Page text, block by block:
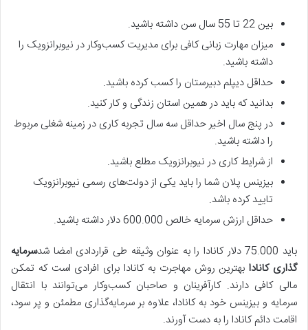
بین 22 تا 55 سال سن داشته باشید.
میزان مهارت زبانی کافی برای مدیریت کسب‌وکار در نیوبرانزویک را
داشته باشید.
حداقل دیپلم دبیرستان را کسب کرده باشید.
بدانید که باید در همین استان زندگی و کار کنید.
در پنج سال اخیر حداقل سه سال تجربه کاری در زمینه شغلی مربوط
را داشته باشید.
از شرایط کاری در نیوبرانزویک مطلع باشید.
بیزینس پلان شما را باید یکی از دولت‌های رسمی نیوبرانزویک
تایید کرده باشد.
حداقل ارزش سرمایه خالص 600.000 دلار داشته باشید.
باید 75.000 دلار کانادا را به عنوان وثیقه طی قراردادی امضا شد
سرمایه
گذاری کانادابهترین روش مهاجرت به کانادا برای افرادی است که تمکن
مالی کافی دارند. کارآفرینان و صاحبان کسب‌و‌کار می‌توانند با انتقال
سرمایه و بیزینس خود به کانادا، علاوه بر سرمایه‌گذاری مطمئن و پر سود،
اقامت دائم کانادا را به دست آورند.